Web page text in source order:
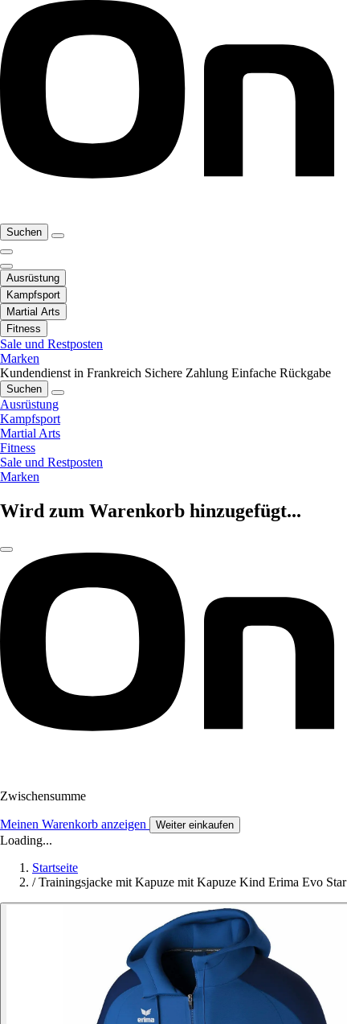
Suchen
Ausrüstung
Kampfsport
Martial Arts
Fitness
Sale und Restposten
Marken
Kundendienst in Frankreich Sichere Zahlung Einfache Rückgabe
Suchen
Ausrüstung
Kampfsport
Martial Arts
Fitness
Sale und Restposten
Marken
Wird zum Warenkorb hinzugefügt...
Zwischensumme
Meinen Warenkorb anzeigen Weiter einkaufen
Loading...
Startseite
/ Trainingsjacke mit Kapuze mit Kapuze Kind Erima Evo Star